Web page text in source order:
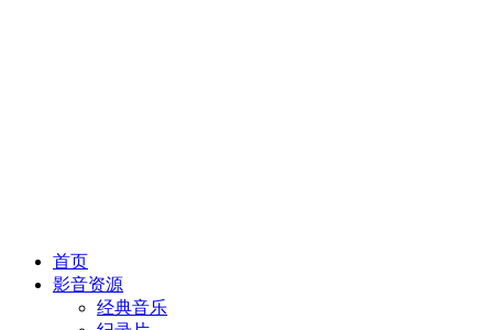
首页
影音资源
经典音乐